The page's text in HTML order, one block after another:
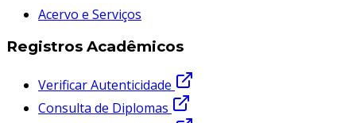
Acervo e Serviços
Registros Acadêmicos
Verificar Autenticidade
Consulta de Diplomas